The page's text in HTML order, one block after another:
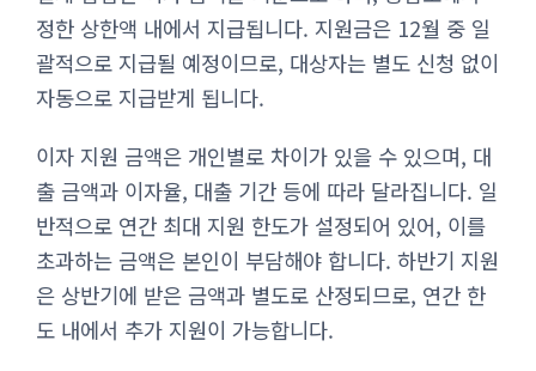
정한 상한액 내에서 지급됩니다. 지원금은 12월 중 일
괄적으로 지급될 예정이므로, 대상자는 별도 신청 없이
자동으로 지급받게 됩니다.
이자 지원 금액은 개인별로 차이가 있을 수 있으며, 대
출 금액과 이자율, 대출 기간 등에 따라 달라집니다. 일
반적으로 연간 최대 지원 한도가 설정되어 있어, 이를
초과하는 금액은 본인이 부담해야 합니다. 하반기 지원
은 상반기에 받은 금액과 별도로 산정되므로, 연간 한
도 내에서 추가 지원이 가능합니다.